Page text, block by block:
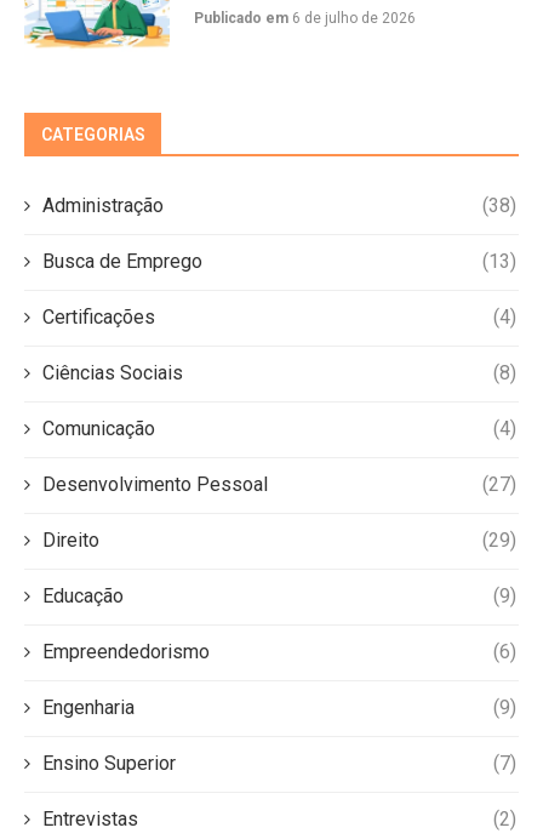
Publicado em 6 de julho de 2026
CATEGORIAS
Administração (38)
Busca de Emprego (13)
Certificações (4)
Ciências Sociais (8)
Comunicação (4)
Desenvolvimento Pessoal (27)
Direito (29)
Educação (9)
Empreendedorismo (6)
Engenharia (9)
Ensino Superior (7)
Entrevistas (2)